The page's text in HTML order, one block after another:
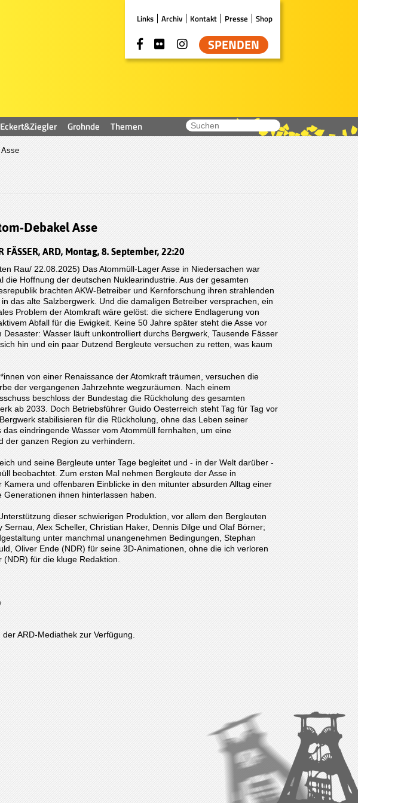
Links Archiv Kontakt Presse Shop
SPENDEN
Eckert&Ziegler Grohnde Themen
Asse
Debakel Asse
ARD, Montag, 8. September, 22:20
Rau/ 22.08.2025) Das Atommüll-Lager Asse in Niedersachen war
die Hoffnung der deutschen Nuklearindustrie. Aus der gesamten
brachten AKW-Betreiber und Kernforschung ihren strahlenden
in das alte Salzbergwerk. Und die damaligen Betreiber versprachen, ein
Problem der Atomkraft wäre gelöst: die sichere Endlagerung von
Abfall für die Ewigkeit. Keine 50 Jahre später steht die Asse vor
Desaster: Wasser läuft unkontrolliert durchs Bergwerk, Tausende Fässer
hin und ein paar Dutzend Bergleute versuchen zu retten, was kaum
von einer Renaissance der Atomkraft träumen, versuchen die
der vergangenen Jahrzehnte wegzuräumen. Nach einem
beschloss der Bundestag die Rückholung des gesamten
ab 2033. Doch Betriebsführer Guido Oesterreich steht Tag für Tag vor
stabilisieren für die Rückholung, ohne das Leben seiner
eindringende Wasser vom Atommüll fernhalten, um eine
der ganzen Region zu verhindern.
und seine Bergleute unter Tage begleitet und - in der Welt darüber -
beobachtet. Zum ersten Mal nehmen Bergleute der Asse in
und offenbaren Einblicke in den mitunter absurden Alltag einer
ihnen hinterlassen haben.
dieser schwierigen Produktion, vor allem den Bergleuten
Alex Scheller, Christian Haker, Dennis Dilge und Olaf Börner;
unter manchmal unangenehmen Bedingungen, Stephan
Oliver Ende (NDR) für seine 3D-Animationen, ohne die ich verloren
für die kluge Redaktion.
ARD-Mediathek zur Verfügung.